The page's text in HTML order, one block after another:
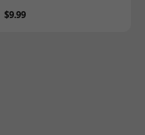
Price
$9.99